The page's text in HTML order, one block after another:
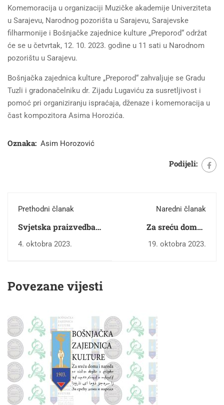
Komemoracija u organizaciji Muzičke akademije Univerziteta
u Sarajevu, Narodnog pozorišta u Sarajevu, Sarajevske
filharmonije i Bošnjačke zajednice kulture „Preporod“ održat
će se u četvrtak, 12. 10. 2023. godine u 11 sati u Narodnom
pozorištu u Sarajevu.
Bošnjačka zajednica kulture „Preporod“ zahvaljuje se Gradu
Tuzli i gradonačelniku dr. Zijadu Lugaviću za susretljivost i
pomoć pri organiziranju ispraćaja, dženaze i komemoracija u
čast kompozitora Asima Horozića.
Oznaka: Asim Horozović
Podijeli:
Prethodni članak
Svjetska praizvedba
simfonijske svite
4. oktobra 2023.
Naredni članak
Za sreću doma i
naroda: Dodjela
19. oktobra 2023.
Povezane vijesti